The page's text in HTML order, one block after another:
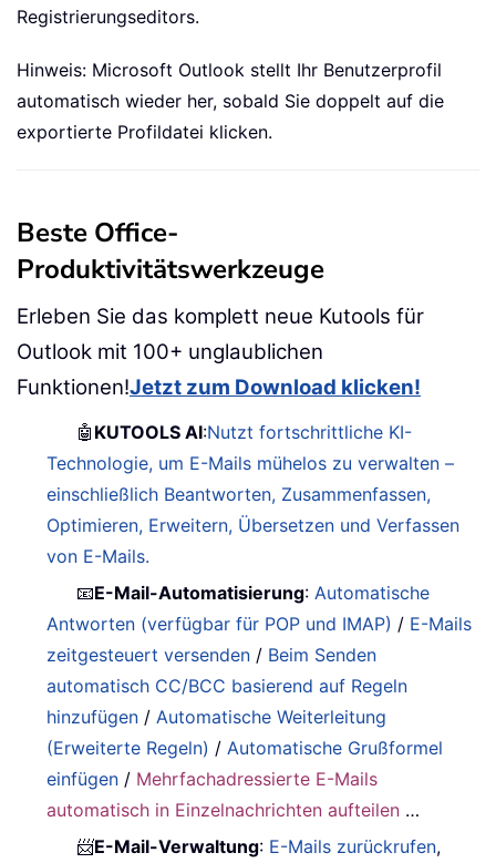
Registrierungseditors.
Hinweis: Microsoft Outlook stellt Ihr Benutzerprofil
automatisch wieder her, sobald Sie doppelt auf die
exportierte Profildatei klicken.
Beste Office-
Produktivitätswerkzeuge
Erleben Sie das komplett neue Kutools für
Outlook mit 100+ unglaublichen
Funktionen!Jetzt zum Download klicken!
🤖 KUTOOLS AI:Nutzt fortschrittliche KI-
Technologie, um E-Mails mühelos zu verwalten –
einschließlich Beantworten, Zusammenfassen,
Optimieren, Erweitern, Übersetzen und Verfassen
von E-Mails.
📧E-Mail-Automatisierung:Automatische
Antworten (verfügbar für POP und IMAP) / E-Mails
zeitgesteuert versenden / Beim Senden
automatisch CC/BCC basierend auf Regeln
hinzufügen /Automatische Weiterleitung
(Erweiterte Regeln) /Automatische Grußformel
einfügen / Mehrfachadressierte E-Mails
automatisch in Einzelnachrichten aufteilen …
📨E-Mail-Verwaltung: E-Mails zurückrufen,